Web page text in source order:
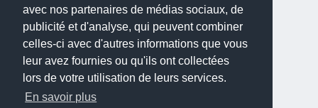
avec nos partenaires de médias sociaux, de
publicité et d'analyse, qui peuvent combiner
celles-ci avec d'autres informations que vous
leur avez fournies ou qu'ils ont collectées
lors de votre utilisation de leurs services.
En savoir plus